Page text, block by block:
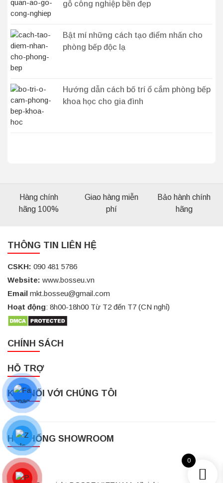
gỗ công nghiệp bền đẹp
Bật mí những cách tạo điểm nhấn cho
phòng bếp độc lạ
Hướng dẫn cách bố trí ổ cắm phòng bếp
khoa học cho gia đình
Hàng chính
hãng 100%
Giao hàng miễn
phí
Bảo hành chính
hãng
THÔNG TIN LIÊN HỆ
CSKH: 090 481 5786
Website: www.bosseu.vn
Email mkt.bosseu@gmail.com
Hoạt động: 8h00-18h00 Từ T2 đến T7 (CN nghỉ)
CHÍNH SÁCH
HỖ TRỢ
KẾT NỐI VỚI CHÚNG TÔI
HỆ THỐNG SHOWROOM
0